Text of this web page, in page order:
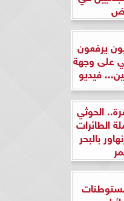
يرفعون
على وجهة
فيديو
الحوثي
الطائرات
بالبحر